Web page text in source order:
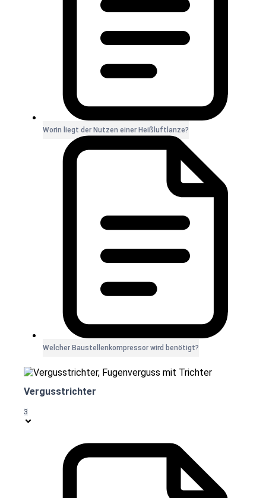
Worin liegt der Nutzen einer Heißluftlanze?
Welcher Baustellenkompressor wird benötigt?
Vergusstrichter
3